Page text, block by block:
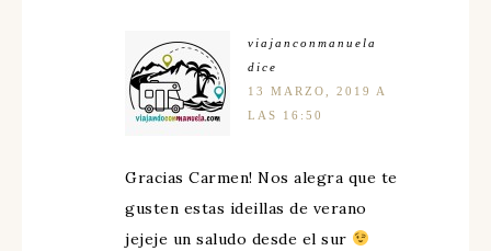
viajanconmanuela
dice
13 MARZO, 2019 A
LAS 16:50
Gracias Carmen! Nos alegra que te
gusten estas ideillas de verano
jejeje un saludo desde el sur